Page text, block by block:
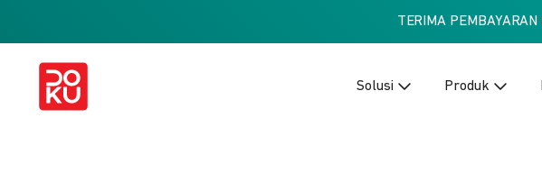
TERIMA PEMBAYARAN
Solusi Produk